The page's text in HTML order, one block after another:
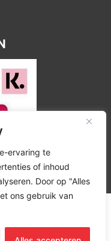
ervaring te
of inhoud
Door op "Alles
ons gebruik van